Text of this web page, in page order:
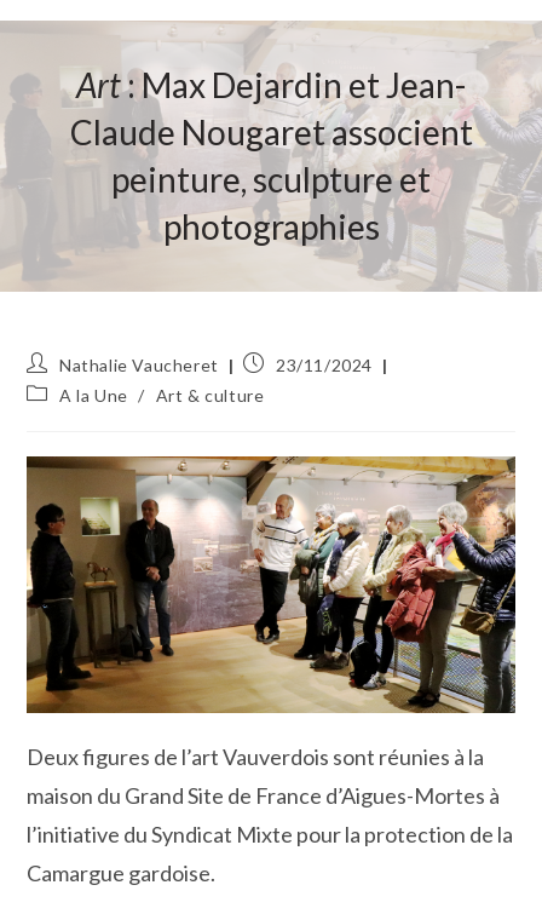
Art: Max Dejardin et Jean-
Claude Nougaret associent
peinture, sculpture et
photographies
Auteur/autrice
de
Nathalie Vaucheret
Publication
23/11/2024
PostA la Une / Art & culture
Deux figures de l’art Vauverdois sont réunies à la
maison du Grand Site de France d’Aigues-Mortes à
l’initiative du Syndicat Mixte pour la protection de la
Camargue gardoise.